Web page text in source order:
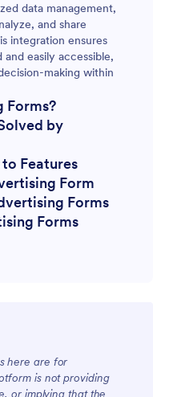
data management,
and share
integration ensures
easily accessible,
making within
Forms?
by
Features
Form
Forms
Forms
here are for
is not providing
or implying that the